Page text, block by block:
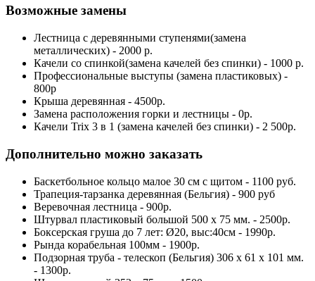
Возможные замены
Лестница с деревянными ступенями(замена
металлических) - 2000 р.
Качели со спинкой(замена качелей без спинки) - 1000 р.
Профессиональные выступы (замена пластиковых) -
800р
Крыша деревянная - 4500р.
Замена расположения горки и лестницы - 0р.
Качели Trix 3 в 1 (замена качелей без спинки) - 2 500р.
Дополнительно можно заказать
Баскетбольное кольцо малое 30 см с щитом - 1100 руб.
Трапеция-тарзанка деревянная (Бельгия) - 900 руб
Веревочная лестница - 900р.
Штурвал пластиковый большой 500 х 75 мм. - 2500р.
Боксерская груша до 7 лет: Ø20, выс:40см - 1990р.
Рында корабельная 100мм - 1900р.
Подзорная труба - телескоп (Бельгия) 306 х 61 х 101 мм.
- 1300р.